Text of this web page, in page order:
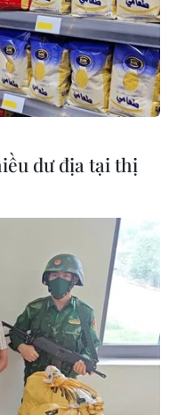
màu đen bằng
những di sản
dư địa tại thị